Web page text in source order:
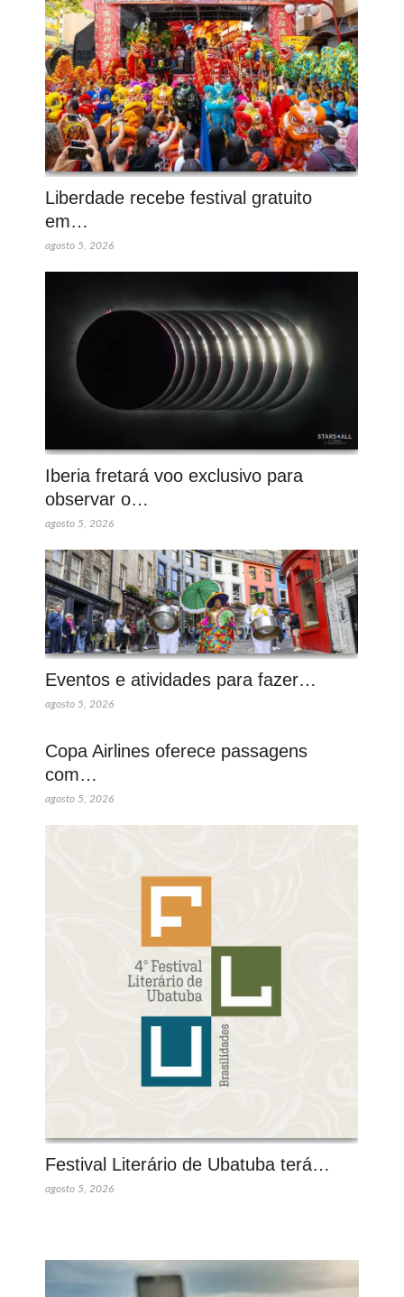
Liberdade recebe festival gratuito
em…
agosto 5, 2026
Iberia fretará voo exclusivo para
observar o…
agosto 5, 2026
Eventos e atividades para fazer…
agosto 5, 2026
Copa Airlines oferece passagens
com…
agosto 5, 2026
Festival Literário de Ubatuba terá…
agosto 5, 2026